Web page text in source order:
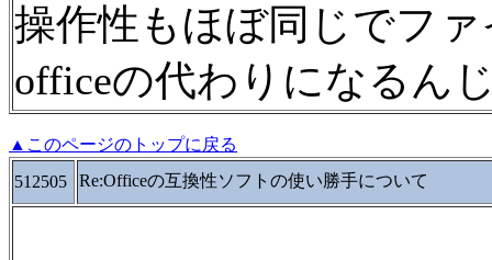
操作性もほぼ同じでフ
officeの代わりになるん
▲このページのトップに戻る
512505
Re:Officeの互換性ソフトの使い勝手について